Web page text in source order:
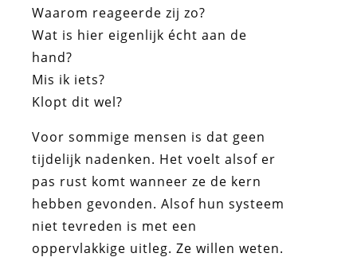
Waarom reageerde zij zo?
Wat is hier eigenlijk écht aan de
hand?
Mis ik iets?
Klopt dit wel?
Voor sommige mensen is dat geen
tijdelijk nadenken. Het voelt alsof er
pas rust komt wanneer ze de kern
hebben gevonden. Alsof hun systeem
niet tevreden is met een
oppervlakkige uitleg. Ze willen weten.